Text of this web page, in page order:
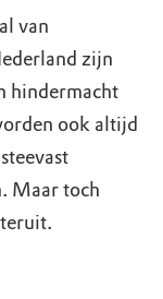
van
zijn
hindermacht
ook altijd
Maar toch